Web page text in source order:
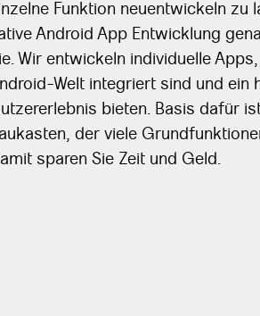
Funktion neuentwickeln zu
Android App Entwicklung
Wir entwickeln individuelle
Welt integriert sind und ein
bieten. Basis dafür
der viele
sparen Sie Zeit und Geld.